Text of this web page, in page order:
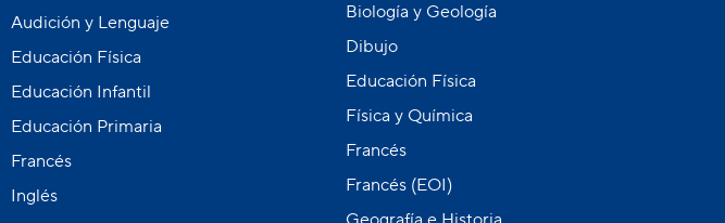
Audición y Lenguaje
Educación Física
Educación Infantil
Educación Primaria
Francés
Inglés
Biología y Geología
Dibujo
Educación Física
Física y Química
Francés
Francés (EOI)